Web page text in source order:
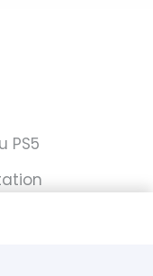
PS5